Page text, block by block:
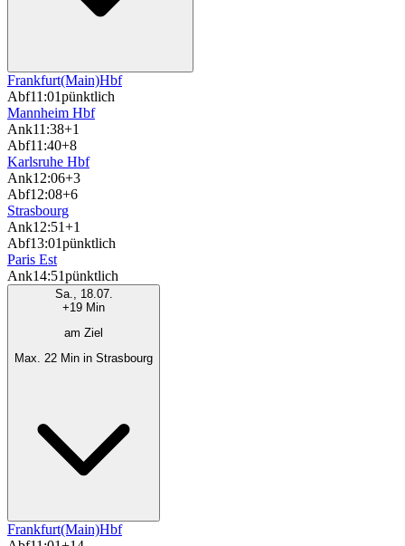
Frankfurt(Main)Hbf
Abf11:01pünktlich
Mannheim Hbf
Ank11:38+1
Abf11:40+8
Karlsruhe Hbf
Ank12:06+3
Abf12:08+6
Strasbourg
Ank12:51+1
Abf13:01pünktlich
Paris Est
Ank14:51pünktlich
Sa., 18.07.
+19 Min
am Ziel
Max. 22 Min in Strasbourg
Frankfurt(Main)Hbf